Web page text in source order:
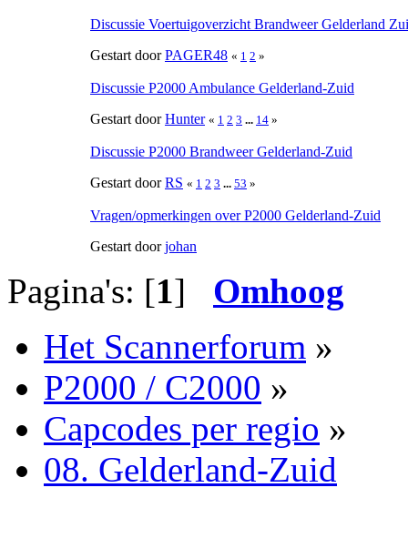
Discussie Voertuigoverzicht Brandweer Gelderland
Gestart doorPAGER48 « 1 2 »
Discussie P2000 Ambulance Gelderland-Zuid
Gestart doorHunter « 1 2 3 ... 14 »
Discussie P2000 Brandweer Gelderland-Zuid
Gestart doorRS « 1 2 3 ... 53 »
Vragen/opmerkingen over P2000 Gelderland-Zuid
Gestart doorjohan
Pagina's: [1] Omhoog
Het Scannerforum »
P2000 / C2000 »
Capcodes per regio »
08. Gelderland-Zuid